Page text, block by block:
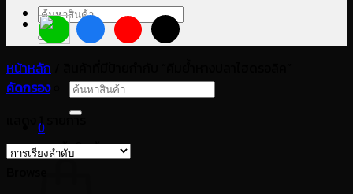
ค้นหา:
ค้นหา:
0
ตะกร้าสินค้า
หน้าหลัก
คัดกรอง
แสดง 1 รายการ